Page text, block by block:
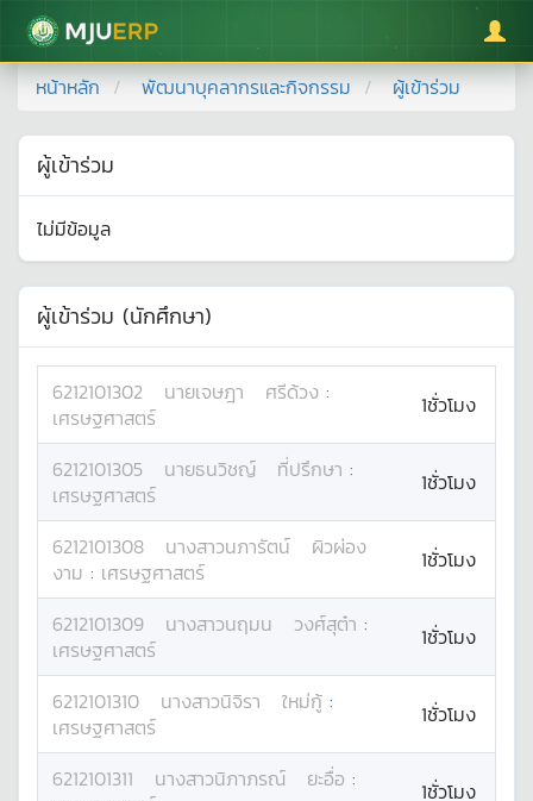
มหาวิทยาลัยแม่โจ้
หน้าหลัก พัฒนาบุคลากรและกิจกรรม ผู้เข้าร่วม
ผู้เข้าร่วม
ไม่มีข้อมูล
ผู้เข้าร่วม (นักศึกษา)
6212101302 นายเจษฎา ศรีด้วง :
เศรษฐศาสตร์
1ชั่วโมง
6212101305 นายธนวิชญ์ ที่ปรึกษา :
เศรษฐศาสตร์
1ชั่วโมง
6212101308 นางสาวนภารัตน์
ผิวผ่อง
งาม : เศรษฐศาสตร์ 1ชั่วโมง
6212101309 นางสาวนฤมน วงศ์สุต๋า :
เศรษฐศาสตร์
1ชั่วโมง
6212101310 นางสาวนิจิรา ใหม่กู้ :
เศรษฐศาสตร์
1ชั่วโมง
6212101311 นางสาวนิภาภรณ์ ยะอื่อ :
1ชั่วโมง